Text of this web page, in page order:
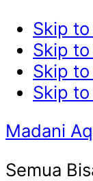
Skip
Skip
Skip
Skip
Madani
Semua